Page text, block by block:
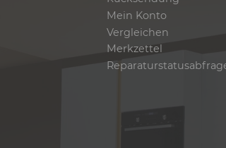
Mein Konto
Vergleichen
Merkzettel